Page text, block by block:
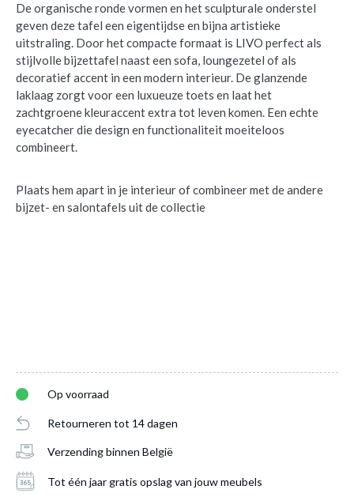
De organische ronde vormen en het sculpturale onderstel
geven deze tafel een eigentijdse en bijna artistieke
uitstraling. Door het compacte formaat is LIVO perfect als
stijlvolle bijzettafel naast een sofa, loungezetel of als
decoratief accent in een modern interieur. De glanzende
laklaag zorgt voor een luxueuze toets en laat het
zachtgroene kleuraccent extra tot leven komen. Een echte
eyecatcher die design en functionaliteit moeiteloos
combineert.
Plaats hem apart in je interieur of combineer met de andere
bijzet- en salontafels uit de collectie
Op voorraad
Retourneren tot 14 dagen
Verzending binnen België
Tot één jaar gratis opslag van jouw meubels
Bijzettafel LIVO Ø50 Hoogglans Urban
Sageis toegevoegd aan je winkelmandje